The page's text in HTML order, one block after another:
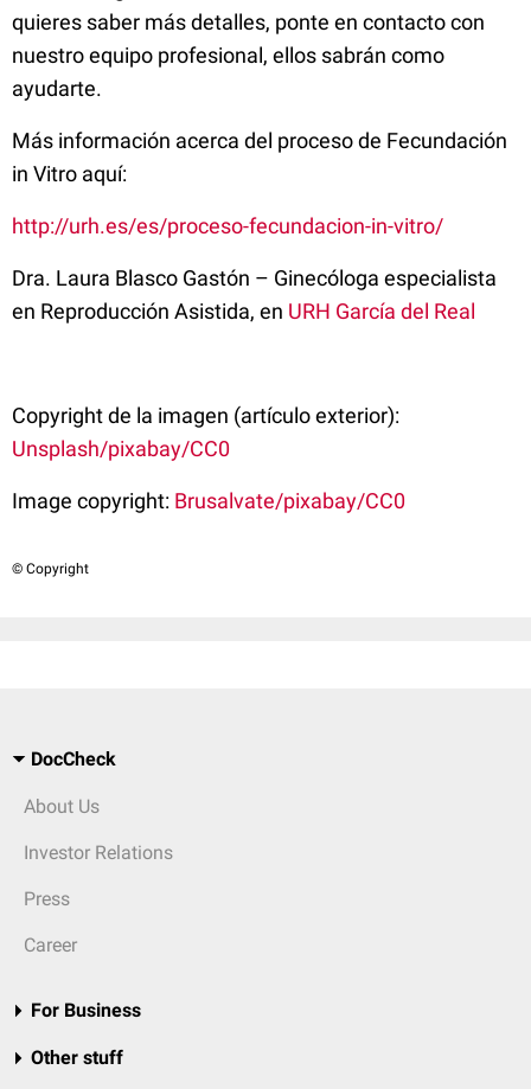
quieres saber más detalles, ponte en contacto con
nuestro equipo profesional, ellos sabrán como
ayudarte.
Más información acerca del proceso de Fecundación
in Vitro aquí:
http://urh.es/es/proceso-fecundacion-in-vitro/
Dra. Laura Blasco Gastón – Ginecóloga especialista
en Reproducción Asistida, en URH García del Real
Copyright de la imagen (artículo exterior):
Unsplash/pixabay/CC0
Image copyright: Brusalvate/pixabay/CC0
© Copyright
DocCheck
About Us
Investor Relations
Press
Career
For Business
Other stuff